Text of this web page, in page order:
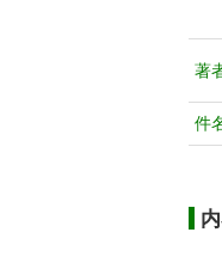
著
件